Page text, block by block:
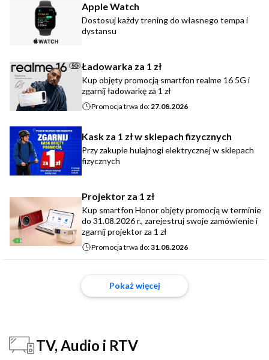
Apple Watch
Dostosuj każdy trening do własnego tempa i
dystansu
Ładowarka za 1 zł
Kup objęty promocją smartfon realme 16 5G i
zgarnij ładowarkę za 1 zł
Promocja trwa do:27.08.2026
Kask za 1 zł w sklepach fizycznych
Przy zakupie hulajnogi elektrycznej w sklepach
fizycznych
Projektor za 1 zł
Kup smartfon Honor objęty promocją w terminie
do 31.08.2026 r., zarejestruj swoje zamówienie i
zgarnij projektor za 1 zł
Promocja trwa do:31.08.2026
Pokaż więcej
TV, Audio i RTV